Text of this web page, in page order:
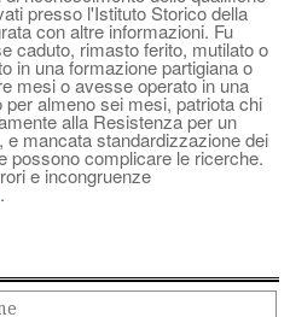
presso l'Istituto Storico della
con altre informazioni. Fu
caduto, rimasto ferito, mutilato o
in una formazione partigiana o
mesi o avesse operato in una
almeno sei mesi, patriota chi
alla Resistenza per un
mancata standardizzazione dei
possono complicare le ricerche.
e incongruenze